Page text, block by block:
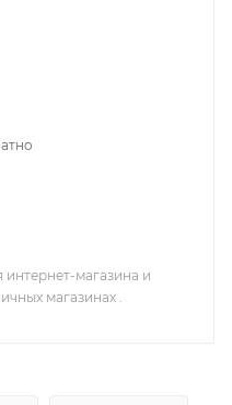
интернет-магазина и
магазинах .